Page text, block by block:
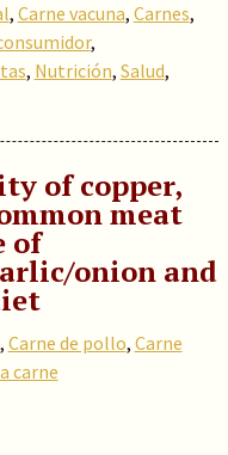
, Carne vacuna, Carnes,
,
, Nutrición, Salud,
of copper,
meat
of
onion and
, Carne de pollo, Carne
carne